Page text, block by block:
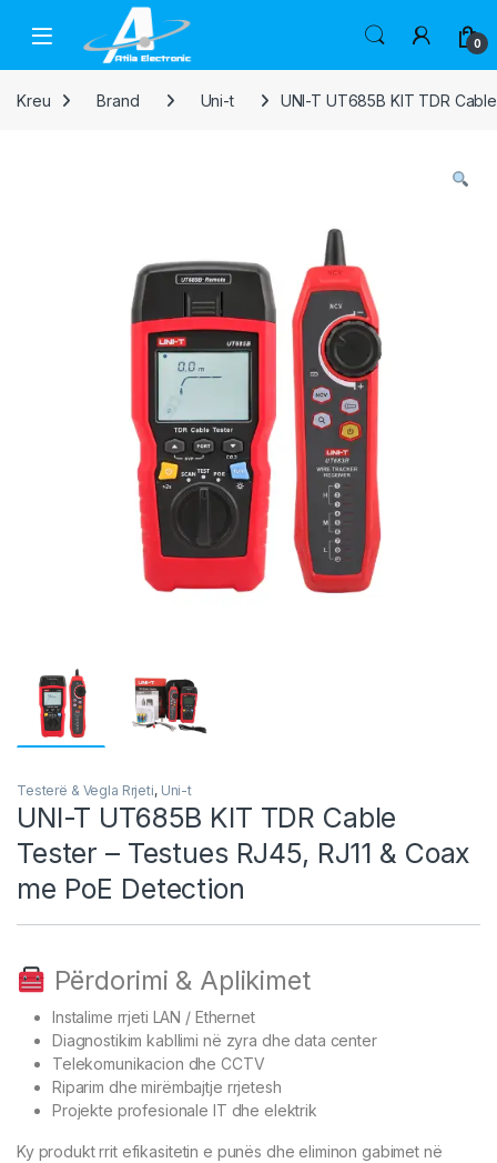
Skip to navigation
Open 0
Kreu Brand Uni-t UNI-T UT685B KIT TDR
Testerë & Vegla Rrjeti, Uni-t
UNI-T UT685B KIT TDR Cable
Tester – Testues RJ45, RJ11 & Coax
me PoE Detection
Përdorimi & Aplikimet
Instalime rrjeti LAN / Ethernet
Diagnostikim kabllimi në zyra dhe data center
Telekomunikacion dhe CCTV
Riparim dhe mirëmbajtje rrjetesh
Projekte profesionale IT dhe elektrik
Ky produkt rrit efikasitetin e punës dhe eliminon gabimet në